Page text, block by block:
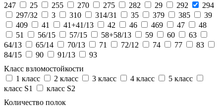
247
25 255 270 275 282 29 292
294
297/32
3 310 314/31 35 379 385
39
409
41 41+41/13 42 46 469 47
48
51
56/15 57/15 58+58/13 59 60
63
64/13
65/14 70/13 71 72/12 74 77
83
84/15
90 91/13
93
Класс взломостойкости
1 класс
2 класс 3 класс 4 класс
5 класс
класс S1
класс S2
Количество полок